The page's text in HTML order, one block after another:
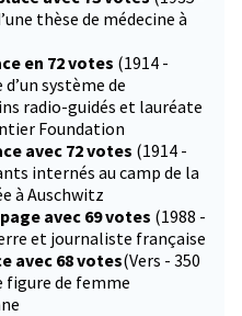
thèse de médecine à
un nouvel onglet)
en 72 votes (1914 -
système de
radio-guidés et lauréate
Foundation
un nouvel onglet)
avec 72 votes (1914 -
internés au camp de la
à Auschwitz
un nouvel onglet)
avec 69 votes (1988 -
et journaliste française
nouvel onglet)
avec 68 votes(Vers - 350
figure de femme